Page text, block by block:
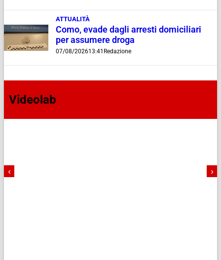
ATTUALITÀ
Como, evade dagli arresti domiciliari
per assumere droga
07/08/202613:41 Redazione
Videolab
‹ ›